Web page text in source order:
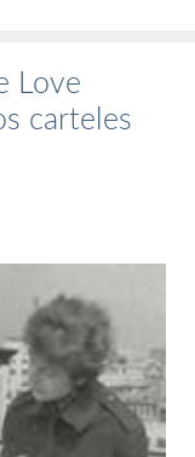
Love
carteles